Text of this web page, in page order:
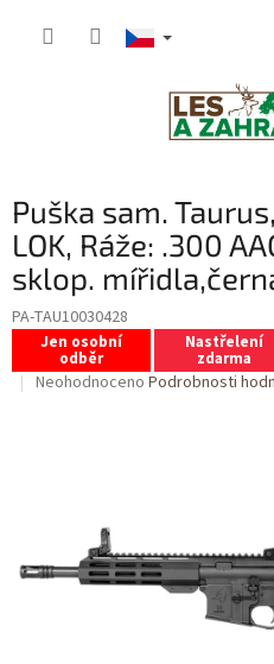
Puška sam.
LOK, Ráže: .300
sklop.
PA-TAU10030428
Jen osobní
odběr
Nastřelení
zdarma
Průměrné
hvězdiček.
Neohodnoceno Podrobnosti